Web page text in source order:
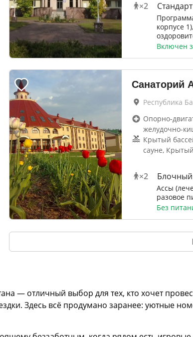
×2
корпусе
Включен
Санаторий
Республика
Опорно-
желудочно-
Крытый
сауне,
×2 Блочный
Ассы
разовое
Без
— отличный выбор для тех, кто хочет
Здесь всё продумано заранее: уютные